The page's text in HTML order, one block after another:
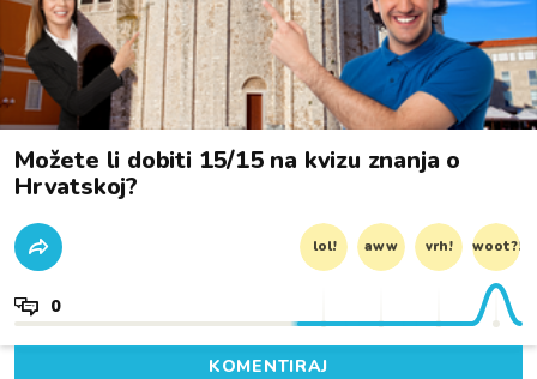
Možete li dobiti 15/15 na kvizu znanja o
Hrvatskoj?
lol! aww vrh! woot?!
0
KOMENTIRAJ